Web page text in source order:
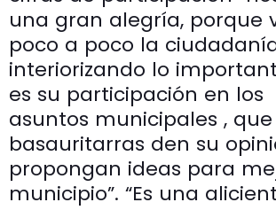
una gran alegría, porque
poco a poco la
interiorizando lo
es su participación en los
asuntos municipales ,
basauritarras den su
propongan ideas para
municipio”. “Es una